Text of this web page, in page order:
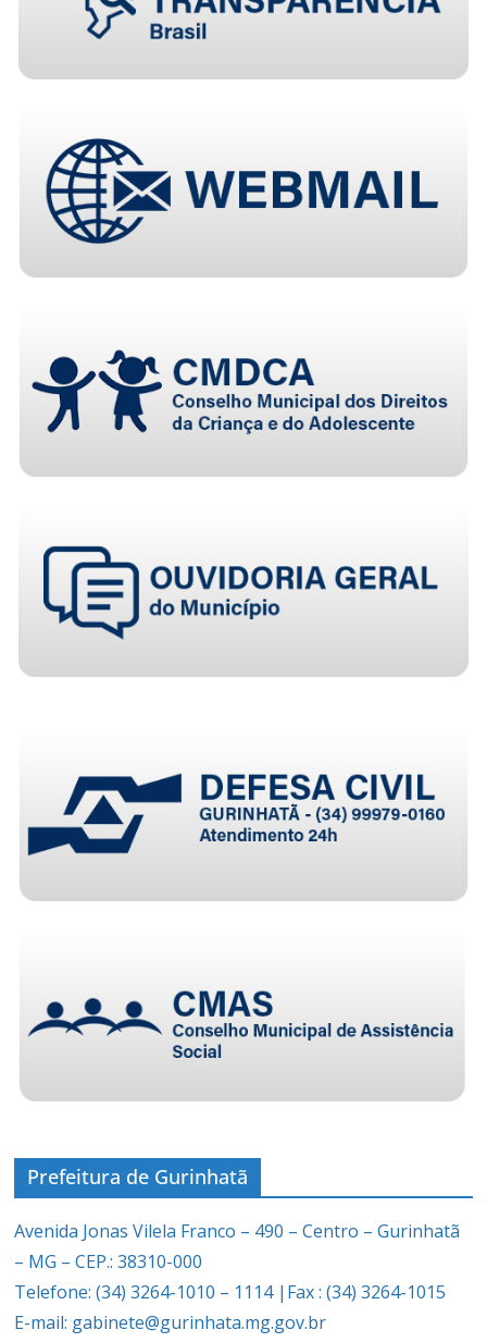
Prefeitura de Gurinhatã
Avenida Jonas Vilela Franco – 490 – Centro – Gurinhatã
– MG – CEP.: 38310-000
Telefone: (34) 3264-1010 – 1114 |Fax : (34) 3264-1015
E-mail: gabinete@gurinhata.mg.gov.br